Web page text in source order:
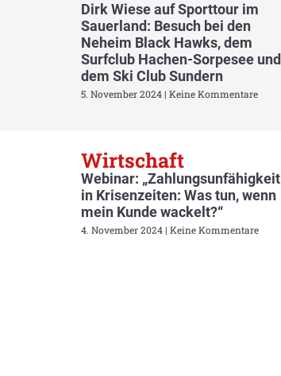
Dirk Wiese auf Sporttour im
Sauerland: Besuch bei den
Neheim Black Hawks, dem
Surfclub Hachen-Sorpesee und
dem Ski Club Sundern
5. November 2024 Keine Kommentare
Wirtschaft
Webinar: „Zahlungsunfähigkeit
in Krisenzeiten: Was tun, wenn
mein Kunde wackelt?“
4. November 2024 Keine Kommentare